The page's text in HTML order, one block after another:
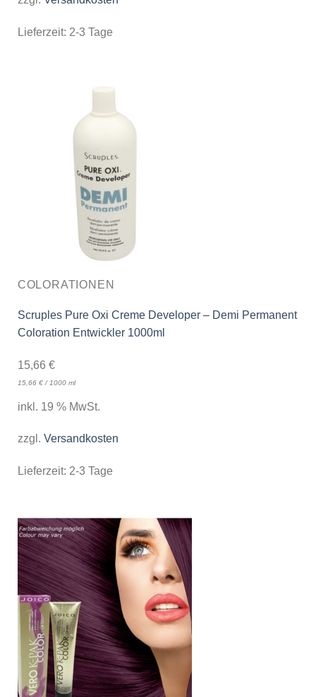
Lieferzeit: 2-3 Tage
COLORATIONEN
Scruples Pure Oxi Creme Developer – Demi Permanent
Coloration Entwickler 1000ml
15,66 €
15,66 €/ 1000 ml
inkl. 19 % MwSt.
zzgl. Versandkosten
Lieferzeit: 2-3 Tage